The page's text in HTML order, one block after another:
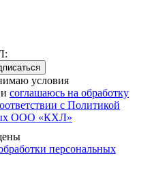
условия
и соглашаюсь на обработку
с Политикой
ООО «КХЛ»
персональных